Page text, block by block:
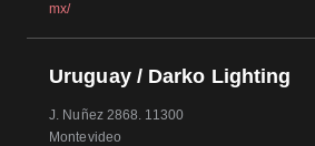
mx/
Uruguay / Darko Lighting
J. Nuñez 2868. 11300
Montevideo